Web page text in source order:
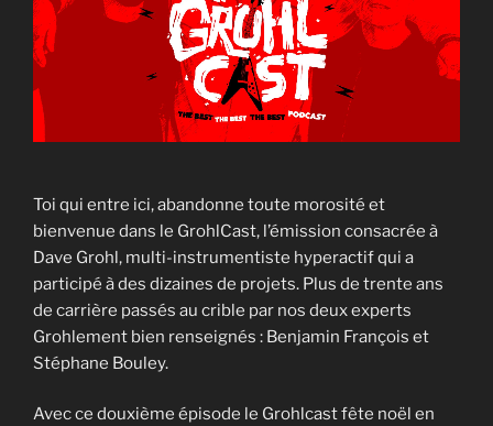
Toi qui entre ici, abandonne toute morosité et
bienvenue dans le GrohlCast, l’émission consacrée à
Dave Grohl, multi-instrumentiste hyperactif qui a
participé à des dizaines de projets. Plus de trente ans
de carrière passés au crible par nos deux experts
Grohlement bien renseignés : Benjamin François et
Stéphane Bouley.
Avec ce douxième épisode le Grohlcast fête noël en